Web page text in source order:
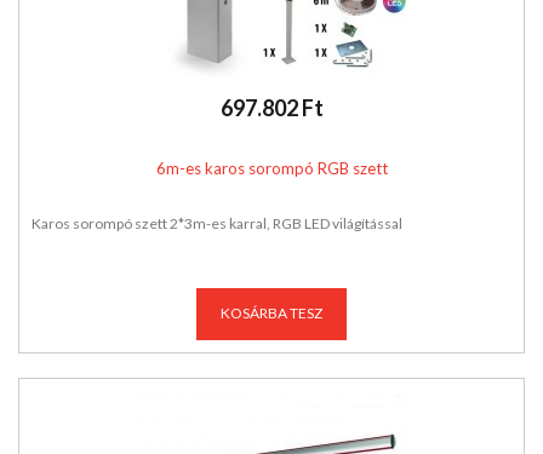
697.802 Ft
6m-es karos sorompó RGB szett
Karos sorompó szett 2*3m-es karral, RGB LED világítással
KOSÁRBA TESZ